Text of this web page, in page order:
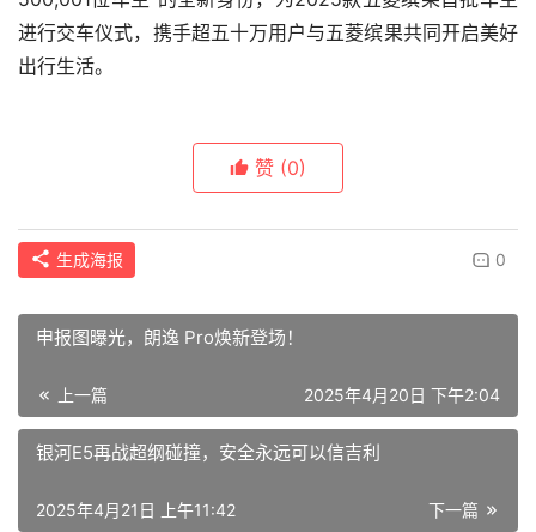
进行交车仪式，携手超五十万用户与五菱缤果共同开启美好
出行生活。
赞 (0)
生成海报 0
申报图曝光，朗逸 Pro焕新登场！
上一篇 2025年4月20日 下午2:04
银河E5再战超纲碰撞，安全永远可以信吉利
下一篇
2025年4月21日 上午11:42